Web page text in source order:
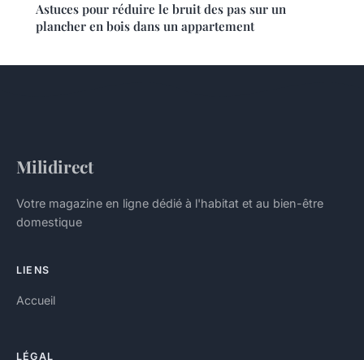
Astuces pour réduire le bruit des pas sur un
plancher en bois dans un appartement
Milidirect
Votre magazine en ligne dédié à l'habitat et au bien-être
domestique
LIENS
Accueil
LÉGAL